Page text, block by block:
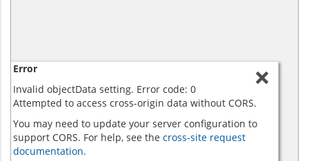
Error
Invalid objectData setting. Error code: 0
Attempted to access cross-origin data without CORS.
You may need to update your server configuration to
support CORS. For help, see the cross-site request
documentation.